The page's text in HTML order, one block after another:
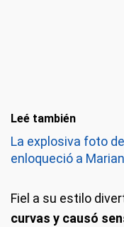
Leé también
La explosiva foto
enloqueció a
Fiel a su estilo
curvas y causó